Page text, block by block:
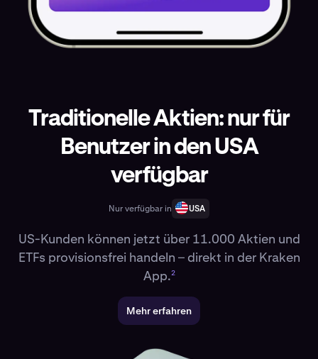
Traditionelle Aktien: nur für
Benutzer in den USA
verfügbar
Nur verfügbar in USA
US-Kunden können jetzt über 11.000 Aktien und
ETFs provisionsfrei handeln – direkt in der Kraken
App.2
Mehr erfahren